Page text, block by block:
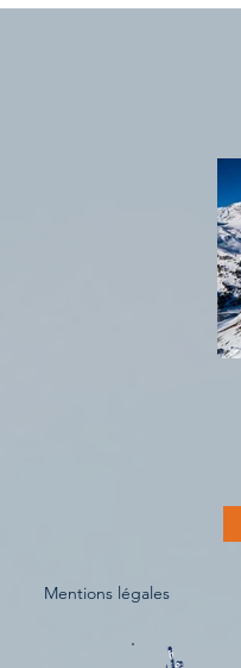
Mentions légales